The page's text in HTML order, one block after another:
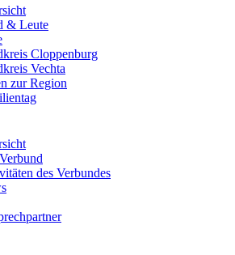
& Leute
Cloppenburg
Vechta
zur Region
des Verbundes